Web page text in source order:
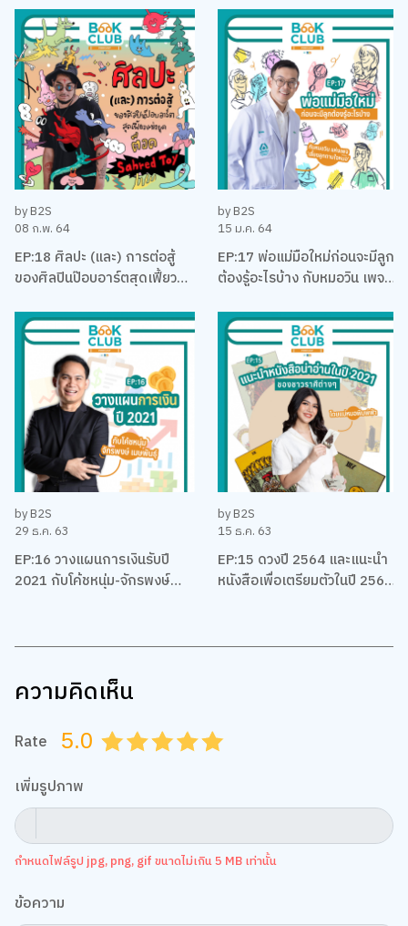
คุง-ณัฐพงศ์ ไชยวานิชย์ผล
by B2S
08 ก.พ. 64
EP:18 ศิลปะ (และ) การต่อสู้
ของศิลปินป๊อบอาร์ตสุดเฟี้ยว
by B2S
15 ม.ค. 64
EP:17 พ่อแม่มือใหม่ก่อนจะมีลูก
ต้องรู้อะไรบ้าง กับหมอวิน เพจ
by B2S
29 ธ.ค. 63
EP:16 วางแผนการเงินรับปี
2021 กับโค้ชหนุ่ม-จักรพงษ์
by B2S
15 ธ.ค. 63
EP:15 ดวงปี 2564 และแนะนำ
หนังสือเพื่อเตรียมตัวในปี 2564
ความคิดเห็น
Rate 5.0 4.5
4.0
3.5
3.0
2.5
2.0
1.5
1.0
0.5
เพิ่มรูปภาพ
กำหนดไฟล์รูป jpg, png, gif ขนาดไม่เกิน 5 MB เท่านั้น
ข้อความ